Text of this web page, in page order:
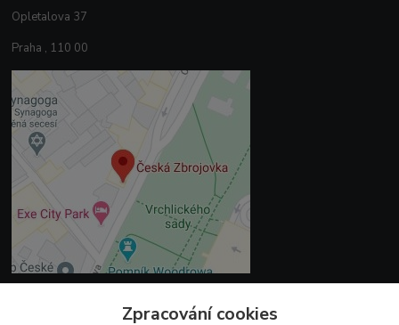
Opletalova 37
Praha , 110 00
Zpracování cookies